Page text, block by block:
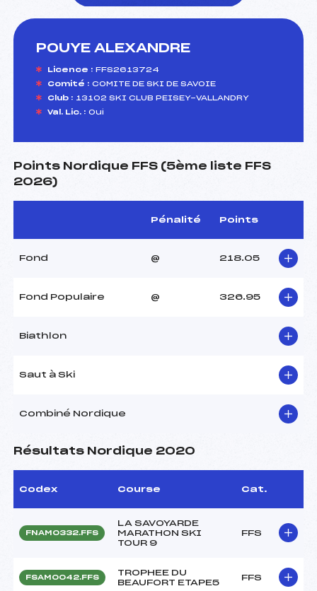
POUYE ALEXANDRE
Licence : FFS2613724
Comité : COMITE DE SKI DE SAVOIE
Club : 13102 SKI CLUB PEISEY-VALLANDRY
Val. Lic. : Oui
Points Nordique FFS (5ème liste FFS
2026)
Pénalité Points
Fond @ 218.05
Fond Populaire @ 326.95
Biathlon
Saut à Ski
Combiné Nordique
Résultats Nordique 2020
Codex Course Cat.
FNAM0332.FFS
LA SAVOYARDE
MARATHON SKI
TOUR 9
FFS
FSAM0042.FFS
TROPHEE DU
BEAUFORT ETAPE5
FFS